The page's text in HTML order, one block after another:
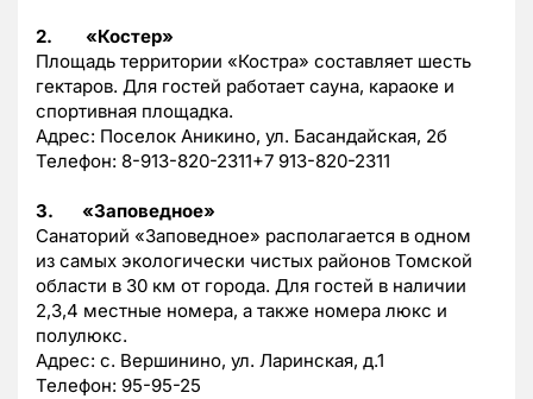
2.
«Костер»
Площадь территории «Костра» составляет шесть
гектаров. Для гостей работает сауна, караоке и
спортивная площадка.
Адрес: Поселок Аникино, ул. Басандайская, 2б
Телефон: 8-913-820-2311+7 913-820-2311
3. «Заповедное»
Санаторий «Заповедное» располагается в одном
из самых экологически чистых районов Томской
области в 30 км от города. Для гостей в наличии
2,3,4 местные номера, а также номера люкс и
полулюкс.
Адрес: с. Вершинино, ул. Ларинская, д.1
Телефон: 95-95-25